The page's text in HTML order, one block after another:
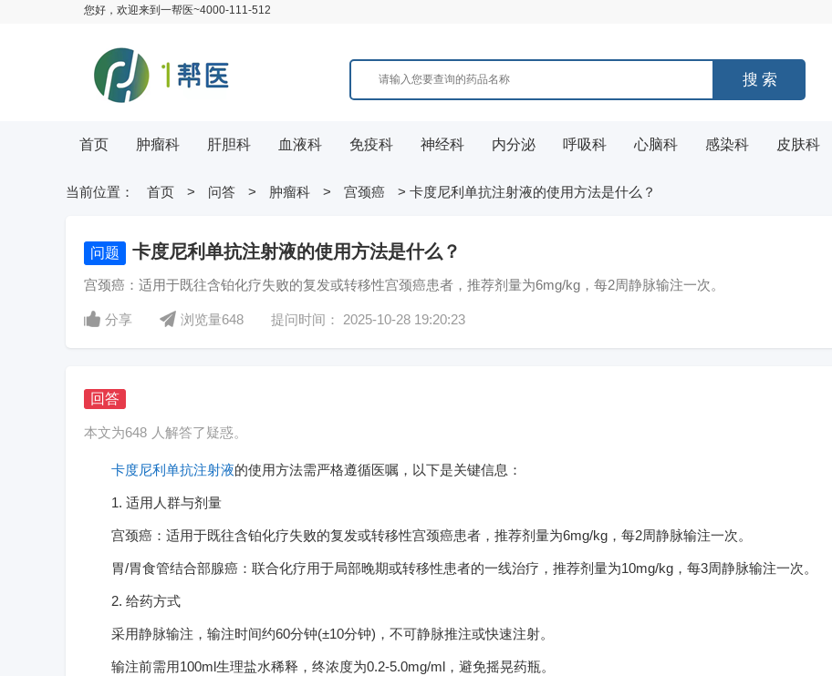
您好，欢迎来到一帮医~4000-111-512
首页 肿瘤科 肝胆科 血液科 免疫科 神经科 内分泌 呼吸科 心脑科 感染科 皮肤科
当前位置： 首页 > 问答 > 肿瘤科 > 宫颈癌 > 卡度尼利单抗注射液的使用方法是什么？
问题 卡度尼利单抗注射液的使用方法是什么？
宫颈癌：适用于既往含铂化疗失败的复发或转移性宫颈癌患者，推荐剂量为6mg/kg，每2周静脉输注一次。
分享 浏览量648 提问时间： 2025-10-28 19:20:23
回答
本文为648 人解答了疑惑。
卡度尼利单抗注射液的使用方法需严格遵循医嘱，以下是关键信息：
1. 适用人群与剂量
宫颈癌：适用于既往含铂化疗失败的复发或转移性宫颈癌患者，推荐剂量为6mg/kg，每2周静脉输注一次。
胃/胃食管结合部腺癌：联合化疗用于局部晚期或转移性患者的一线治疗，推荐剂量为10mg/kg，每3周静脉输注一次。
2. 给药方式
采用静脉输注，输注时间约60分钟(±10分钟)，不可静脉推注或快速注射。
输注前需用100ml生理盐水稀释，终浓度为0.2-5.0mg/ml，避免摇晃药瓶。